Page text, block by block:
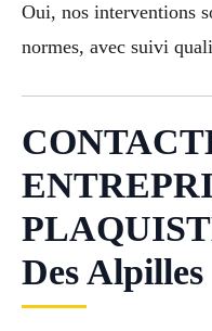
Oui, nos interventions
normes, avec suivi
Des Alpilles